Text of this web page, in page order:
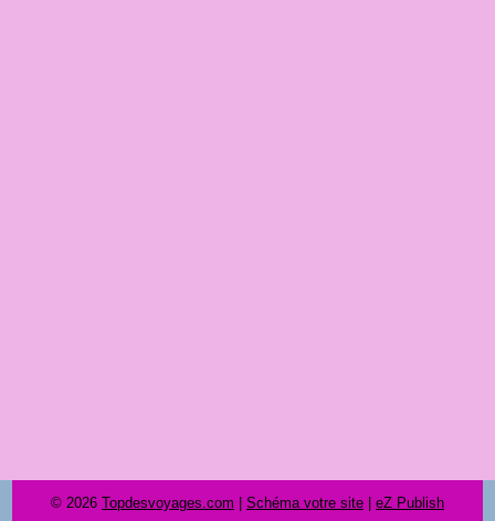
© 2026 Topdesvoyages.com Schéma votre site eZ Publish